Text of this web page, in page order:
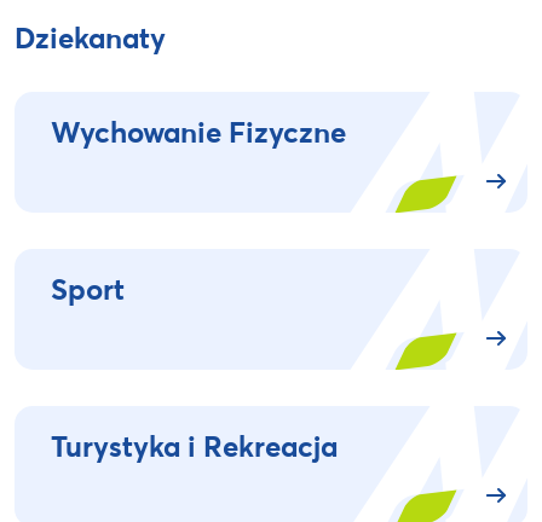
Dziekanaty
Wychowanie Fizyczne
Sport
Turystyka i Rekreacja